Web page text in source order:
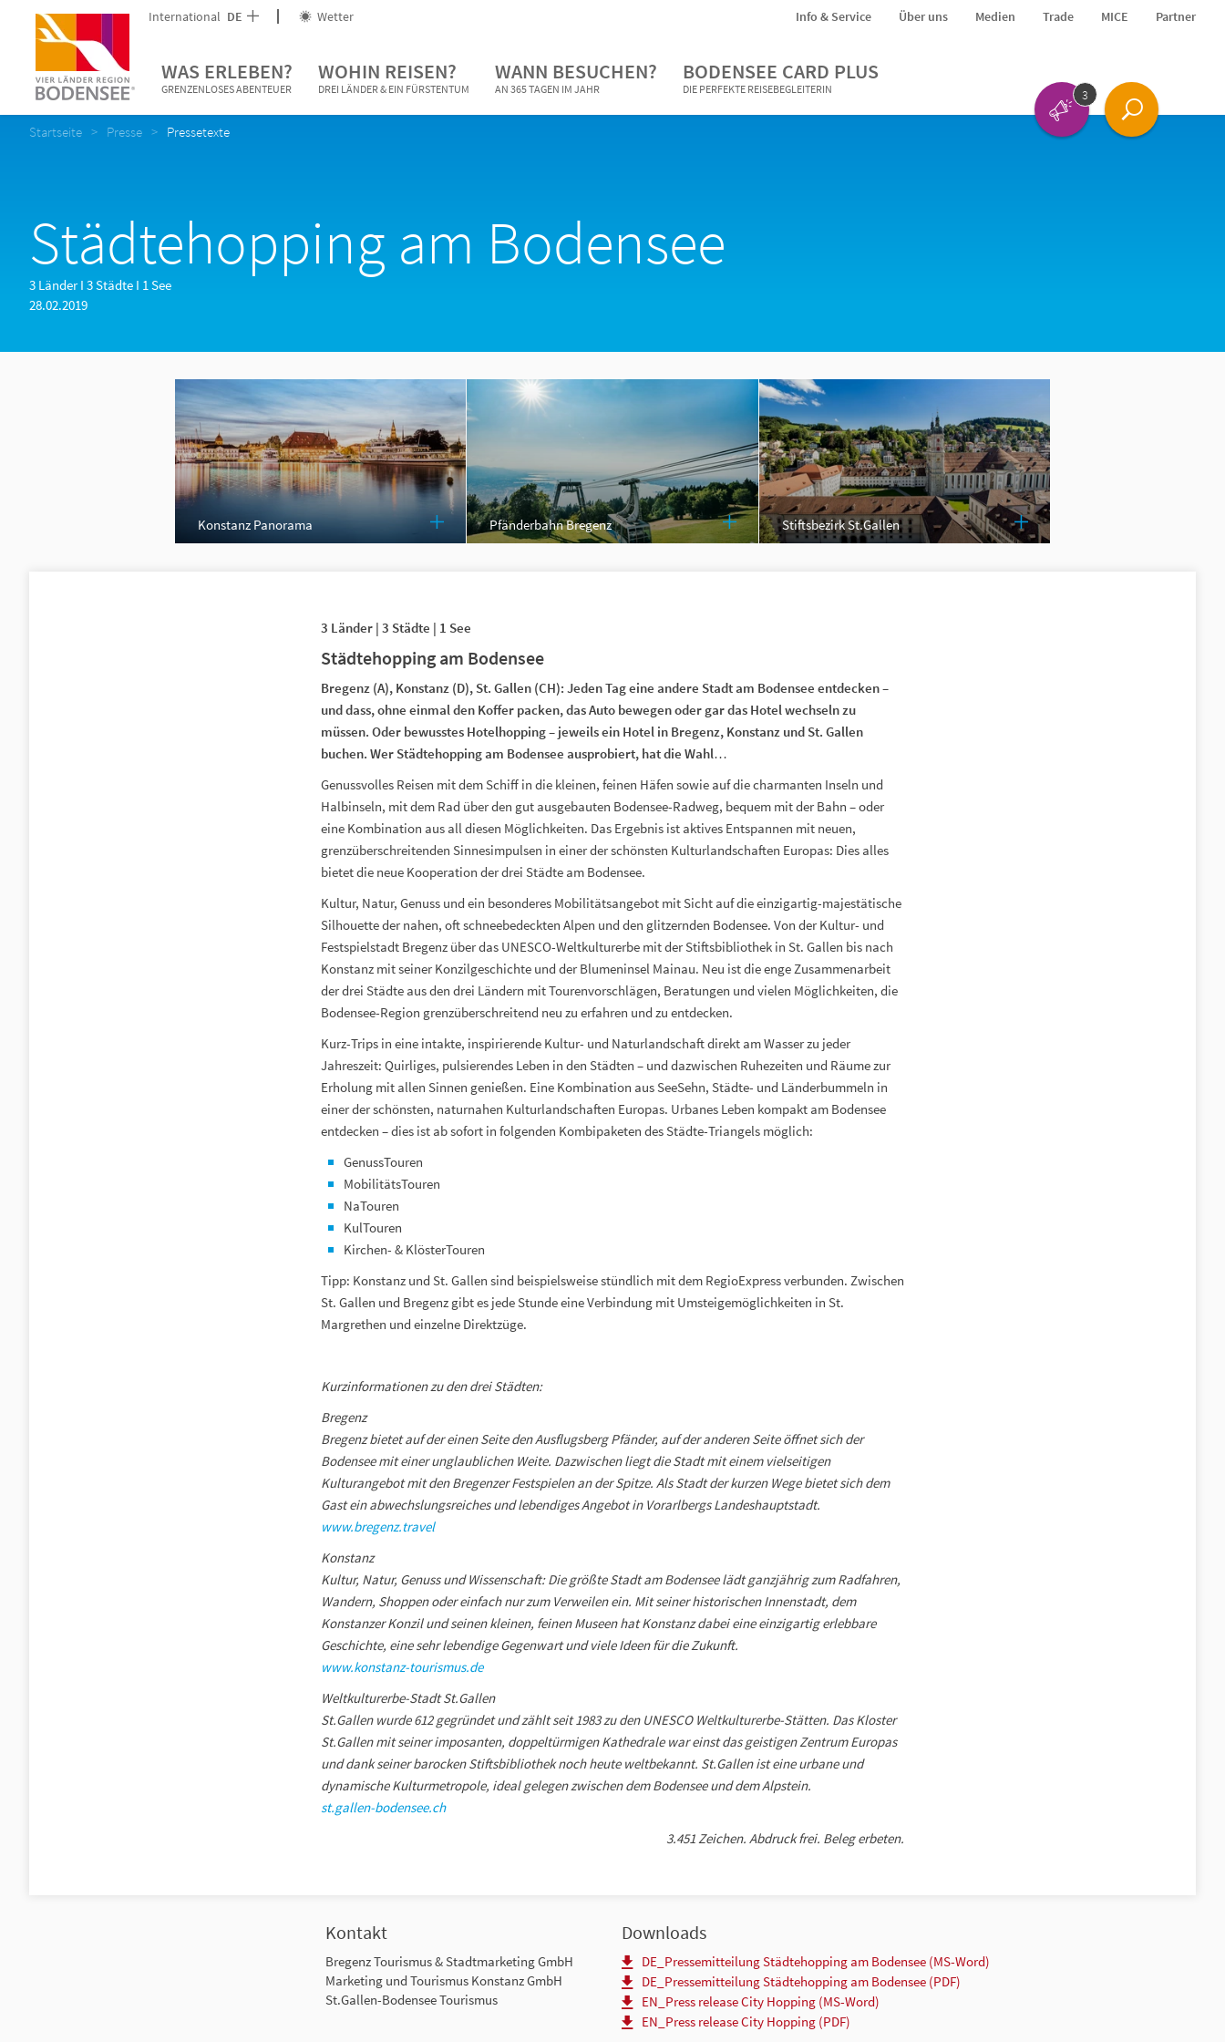
International DE Wetter Info & Service Über uns Medien Trade MICE Partner
WAS ERLEBEN?
GRENZENLOSES ABENTEUER
WOHIN REISEN?
DREI LÄNDER & EIN FÜRSTENTUM
WANN BESUCHEN?
AN 365 TAGEN IM JAHR
BODENSEE CARD PLUS
DIE PERFEKTE REISEBEGLEITERIN 3
Startseite Presse Pressetexte
Städtehopping am Bodensee
3 Länder I 3 Städte I 1 See
28.02.2019
Konstanz Panorama Pfänderbahn Bregenz Stiftsbezirk St.Gallen
3 Länder | 3 Städte | 1 See
Städtehopping am Bodensee
Bregenz (A), Konstanz (D), St. Gallen (CH): Jeden Tag eine andere Stadt am Bodensee entdecken –
und dass, ohne einmal den Koffer packen, das Auto bewegen oder gar das Hotel wechseln zu
müssen. Oder bewusstes Hotelhopping – jeweils ein Hotel in Bregenz, Konstanz und St. Gallen
buchen. Wer Städtehopping am Bodensee ausprobiert, hat die Wahl…
Genussvolles Reisen mit dem Schiff in die kleinen, feinen Häfen sowie auf die charmanten Inseln und
Halbinseln, mit dem Rad über den gut ausgebauten Bodensee-Radweg, bequem mit der Bahn – oder
eine Kombination aus all diesen Möglichkeiten. Das Ergebnis ist aktives Entspannen mit neuen,
grenzüberschreitenden Sinnesimpulsen in einer der schönsten Kulturlandschaften Europas: Dies alles
bietet die neue Kooperation der drei Städte am Bodensee.
Kultur, Natur, Genuss und ein besonderes Mobilitätsangebot mit Sicht auf die einzigartig-majestätische
Silhouette der nahen, oft schneebedeckten Alpen und den glitzernden Bodensee. Von der Kultur- und
Festspielstadt Bregenz über das UNESCO-Weltkulturerbe mit der Stiftsbibliothek in St. Gallen bis nach
Konstanz mit seiner Konzilgeschichte und der Blumeninsel Mainau. Neu ist die enge Zusammenarbeit
der drei Städte aus den drei Ländern mit Tourenvorschlägen, Beratungen und vielen Möglichkeiten, die
Bodensee-Region grenzüberschreitend neu zu erfahren und zu entdecken.
Kurz-Trips in eine intakte, inspirierende Kultur- und Naturlandschaft direkt am Wasser zu jeder
Jahreszeit: Quirliges, pulsierendes Leben in den Städten – und dazwischen Ruhezeiten und Räume zur
Erholung mit allen Sinnen genießen. Eine Kombination aus SeeSehn, Städte- und Länderbummeln in
einer der schönsten, naturnahen Kulturlandschaften Europas. Urbanes Leben kompakt am Bodensee
entdecken – dies ist ab sofort in folgenden Kombipaketen des Städte-Triangels möglich:
GenussTouren
MobilitätsTouren
NaTouren
KulTouren
Kirchen- & KlösterTouren
Tipp: Konstanz und St. Gallen sind beispielsweise stündlich mit dem RegioExpress verbunden. Zwischen
St. Gallen und Bregenz gibt es jede Stunde eine Verbindung mit Umsteigemöglichkeiten in St.
Margrethen und einzelne Direktzüge.
Kurzinformationen zu den drei Städten:
Bregenz
Bregenz bietet auf der einen Seite den Ausflugsberg Pfänder, auf der anderen Seite öffnet sich der
Bodensee mit einer unglaublichen Weite. Dazwischen liegt die Stadt mit einem vielseitigen
Kulturangebot mit den Bregenzer Festspielen an der Spitze. Als Stadt der kurzen Wege bietet sich dem
Gast ein abwechslungsreiches und lebendiges Angebot in Vorarlbergs Landeshauptstadt.
www.bregenz.travel
Konstanz
Kultur, Natur, Genuss und Wissenschaft: Die größte Stadt am Bodensee lädt ganzjährig zum Radfahren,
Wandern, Shoppen oder einfach nur zum Verweilen ein. Mit seiner historischen Innenstadt, dem
Konstanzer Konzil und seinen kleinen, feinen Museen hat Konstanz dabei eine einzigartig erlebbare
Geschichte, eine sehr lebendige Gegenwart und viele Ideen für die Zukunft.
www.konstanz-tourismus.de
Weltkulturerbe-Stadt St.Gallen
St.Gallen wurde 612 gegründet und zählt seit 1983 zu den UNESCO Weltkulturerbe-Stätten. Das Kloster
St.Gallen mit seiner imposanten, doppeltürmigen Kathedrale war einst das geistigen Zentrum Europas
und dank seiner barocken Stiftsbibliothek noch heute weltbekannt. St.Gallen ist eine urbane und
dynamische Kulturmetropole, ideal gelegen zwischen dem Bodensee und dem Alpstein.
st.gallen-bodensee.ch
3.451 Zeichen. Abdruck frei. Beleg erbeten.
Kontakt
Bregenz Tourismus & Stadtmarketing GmbH
Marketing und Tourismus Konstanz GmbH
St.Gallen-Bodensee Tourismus
Downloads
DE_Pressemitteilung Städtehopping am Bodensee (MS-Word)
DE_Pressemitteilung Städtehopping am Bodensee (PDF)
EN_Press release City Hopping (MS-Word)
EN_Press release City Hopping (PDF)